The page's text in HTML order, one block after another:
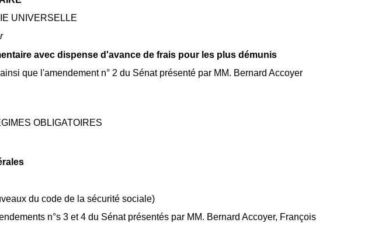
UNIVERSELLE
avec dispense d'avance de frais pour les plus démunis
que l'amendement n° 2 du Sénat présenté par MM. Bernard Accoyer
OBLIGATOIRES
du code de la sécurité sociale)
n°s 3 et 4 du Sénat présentés par MM. Bernard Accoyer, François